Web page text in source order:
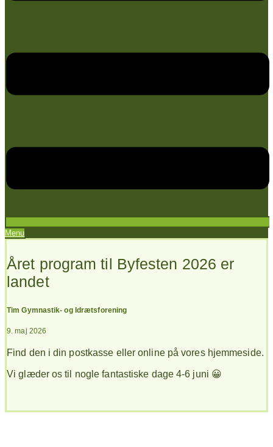
Menu
Året program til Byfesten 2026 er
landet
Tim Gymnastik- og Idrætsforening
9. maj 2026
Find den i din postkasse eller online på vores hjemmeside.
Vi glæder os til nogle fantastiske dage 4-6 juni 😀